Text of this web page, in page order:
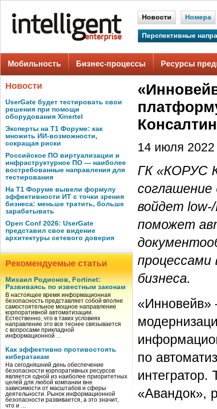
Новости Номера
Перспективные
Мобильность Бизнес-процессы Ресурсы
Новости
UserGate будет тестировать свои
решения при помощи
оборудования Xinertel
Эксперты на Т1 Форуме: как
множить ИИ-возможности,
сокращая риски
Российское ПО виртуализации и
инфраструктурное ПО — наиболее
востребованные направления для
тестирования
На Т1 Форуме вывели формулу
эффективности ИТ с точки зрения
бизнеса: меньше тратить, больше
зарабатывать
Open Conf 2026: UserGate
представил свое видение
архитектуры сетевого доверия
Рекомендуемые статьи
Михаил Родионов, Fortinet:
Развиваясь по известным законам
В настоящее время информационная
безопасность представляет собой вполне
самостоятельное мощное направление
корпоративной автоматизации.
Естественно, что в таких условиях
направление это все теснее связывается
с вопросами прикладной
информационной …
Как эффективно противостоять
кибератакам
На сегодняшний день обеспечение
безопасности корпоративных ресурсов
является одной из наиболее приоритетных
целей для любой компании вне
зависимости от масштабов и сферы
деятельности. Рынок информационной
безопасности развивается, а это значит,
что и …
14 июля 2022
ГК «КОРУС
войдет
поможет
процессами
бизнеса.
«Инновейв»
по
«Авандок»,